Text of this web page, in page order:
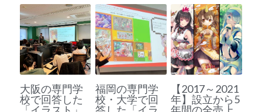
大阪の専門学
校で回答した
福岡の専門学
校・大学で回
【2017～2021
年】設立から5